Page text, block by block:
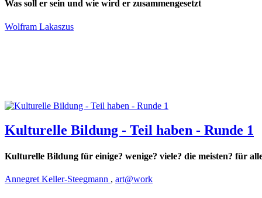
Was soll er sein und wie wird er zusammengesetzt
Wolfram Lakaszus
Kulturelle Bildung - Teil haben - Runde 1
Kulturelle Bildung für einige? wenige? viele? die meisten? für
Annegret Keller-Steegmann , art@work